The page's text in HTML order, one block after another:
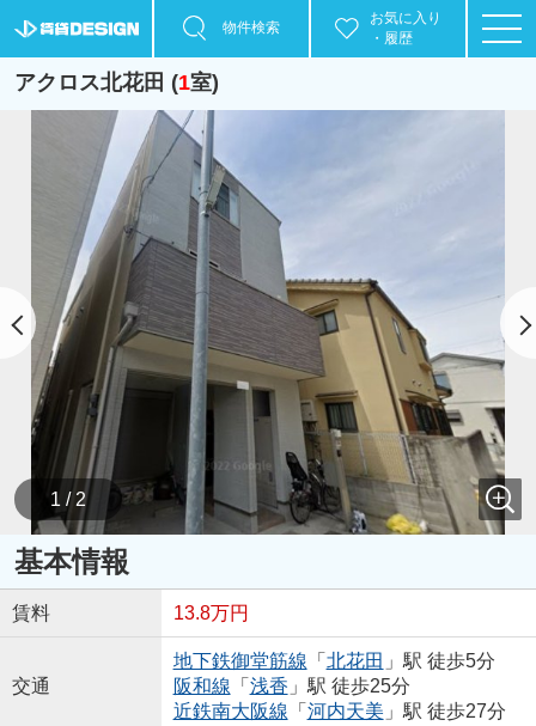
物件検索
お気に入り
・履歴
アクロス北花田 (1室)
1 / 2
基本情報
賃料 13.8万円
交通
地下鉄御堂筋線 「 北花田 」駅 徒歩5分
阪和線 「 浅香 」駅 徒歩25分
近鉄南大阪線 「 河内天美 」駅 徒歩27分